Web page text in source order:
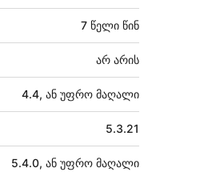
7 წელი წინ
არ არის
4.4, ან უფრო მაღალი
5.3.21
5.4.0, ან უფრო მაღალი